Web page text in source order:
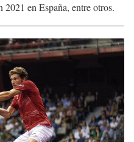
en España, entre otros.